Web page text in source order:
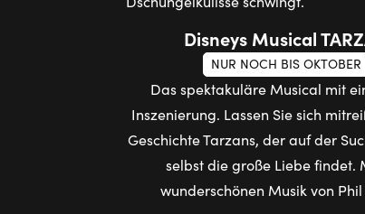
Disneys Musical
NUR NOCH BIS OKTOBER
Das spektakuläre Musical mit
Inszenierung. Lassen Sie sich
Geschichte Tarzans, der auf der
selbst die große Liebe findet.
wunderschönen Musik von Phil